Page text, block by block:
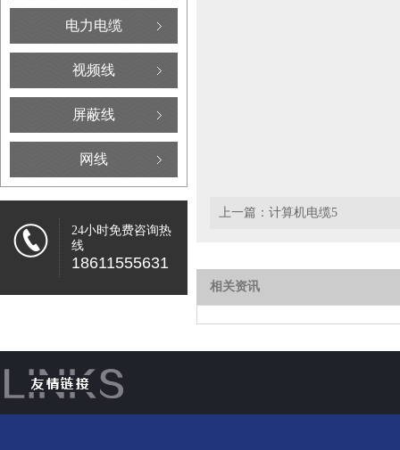
电力电缆
视频线
屏蔽线
网线
24小时免费咨询热
线
18611555631
上一篇： 计算机电缆5
相关资讯